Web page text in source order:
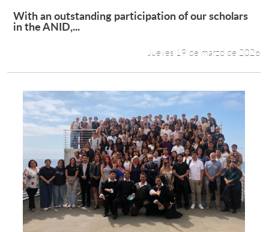
Leer más +
With an outstanding participation of our scholars
in the ANID,...
Jueves 19 de marzo de 2026